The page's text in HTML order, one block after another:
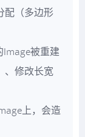
配（多边形
Image被重建
、修改长宽
上，会造